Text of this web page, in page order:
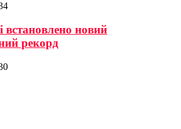
встановлено новий
рекорд